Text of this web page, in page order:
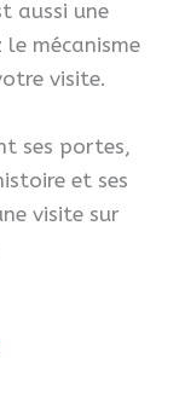
aussi une
mécanisme
visite.
ses portes,
et ses
visite sur